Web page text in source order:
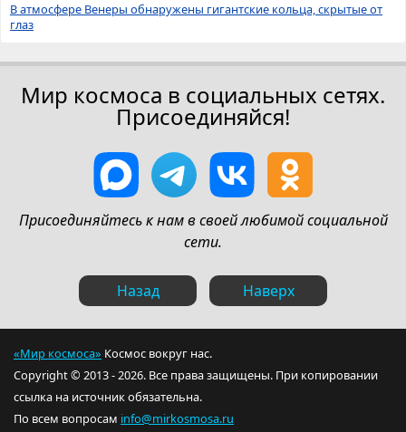
В атмосфере Венеры обнаружены гигантские кольца, скрытые от
глаз
Мир космоса в социальных сетях.
Присоединяйся!
Присоединяйтесь к нам в своей любимой социальной
сети.
Назад Наверх
«Мир космоса» Космос вокруг нас.
Copyright © 2013 - 2026. Все права защищены. При копировании
ссылка на источник обязательна.
По всем вопросам info@mirkosmosa.ru